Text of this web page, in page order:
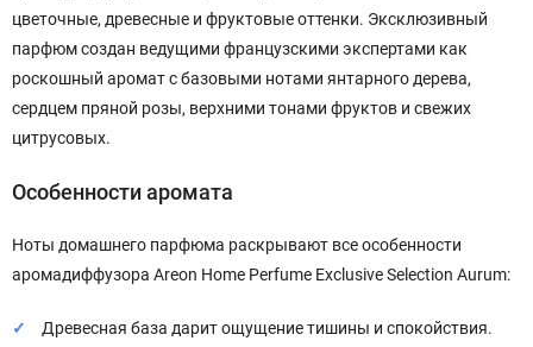
цветочные, древесные и фруктовые оттенки. Эксклюзивный
парфюм создан ведущими французскими экспертами как
роскошный аромат с базовыми нотами янтарного дерева,
сердцем пряной розы, верхними тонами фруктов и свежих
цитрусовых.
Особенности аромата
Ноты домашнего парфюма раскрывают все особенности
аромадиффузора Areon Home Perfume Exclusive Selection Aurum:
Древесная база дарит ощущение тишины и спокойствия.